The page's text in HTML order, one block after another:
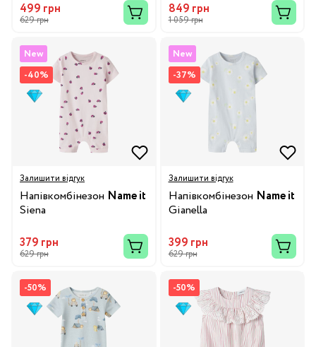
499 грн
629 грн
849 грн
1 059 грн
New
-40%
Залишити відгук
Напівкомбінезон Name it
Siena
379 грн
629 грн
New
-37%
Залишити відгук
Напівкомбінезон Name it
Gianella
399 грн
629 грн
-50% -50%